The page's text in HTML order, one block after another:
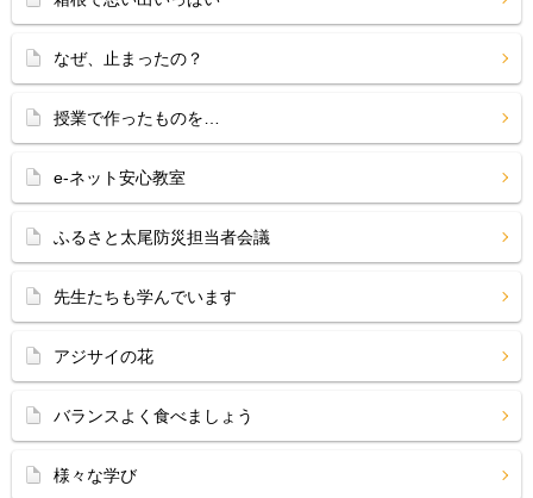
なぜ、止まったの？
授業で作ったものを…
e-ネット安心教室
ふるさと太尾防災担当者会議
先生たちも学んでいます
アジサイの花
バランスよく食べましょう
様々な学び